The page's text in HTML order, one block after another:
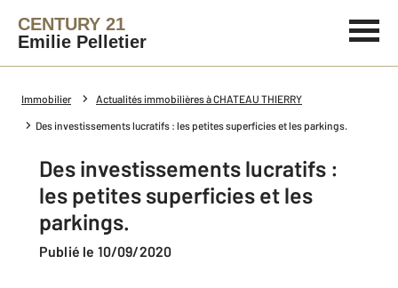
CENTURY 21
Emilie Pelletier
Immobilier Actualités immobilières à CHATEAU THIERRY
Des investissements lucratifs : les petites superficies et les parkings.
Des investissements lucratifs :
les petites superficies et les
parkings.
Publié le 10/09/2020